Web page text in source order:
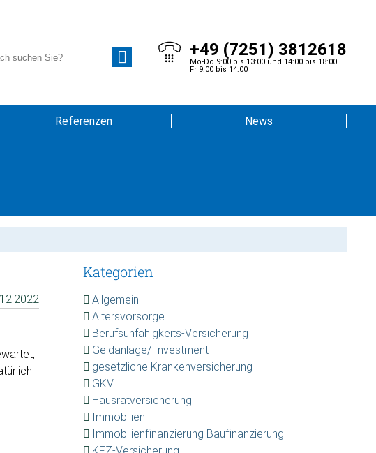
+49 (7251) 3812618
Mo-Do 9:00 bis 13:00 und 14:00 bis 18:00
Fr 9:00 bis 14:00
Referenzen News
Kategorien
Allgemein
Altersvorsorge
Berufsunfähigkeits-Versicherung
Geldanlage/ Investment
gesetzliche Krankenversicherung
GKV
Hausratversicherung
Immobilien
Immobilienfinanzierung Baufinanzierung